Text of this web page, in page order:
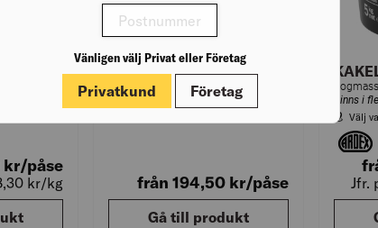
kr/påse
kr/kg
KAKELFOG
Finns i flera varianter
från 194,50 kr/påse
Gå till produkt
Finns i
Välj
Jfr.
Vänligen välj Privat eller Företag
Privatkund Företag